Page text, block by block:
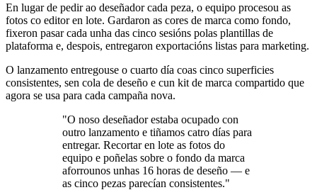
En lugar de pedir ao deseñador cada peza, o equipo procesou as
fotos co editor en lote. Gardaron as cores de marca como fondo,
fixeron pasar cada unha das cinco sesións polas plantillas de
plataforma e, despois, entregaron exportacións listas para marketing.
O lanzamento entregouse o cuarto día coas cinco superficies
consistentes, sen cola de deseño e cun kit de marca compartido que
agora se usa para cada campaña nova.
"O noso deseñador estaba ocupado con
outro lanzamento e tiñamos catro días para
entregar. Recortar en lote as fotos do
equipo e poñelas sobre o fondo da marca
aforrounos unhas 16 horas de deseño — e
as cinco pezas parecían consistentes."